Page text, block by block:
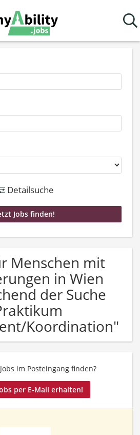
Detailsuche
Menschen mit
in Wien
der Suche
Koordination"
im Posteingang finden?
per E-Mail erhalten!